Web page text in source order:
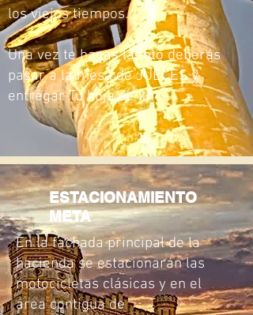
los viejos tiempos.
Una vez te hagas la foto deberás
pasar a la mesa de JUECES y
entregar Tu hoja de km.
ESTACIONAMIENTO
META
En la fachada principal de la
hacienda se estacionarán las
motocicletas clásicas y en el
área contigua de